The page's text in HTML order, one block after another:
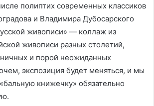
полиптих современных классиков
и Владимира Дубосарского
живописи» — коллаж из
живописи разных столетий,
и порой неожиданных
экспозиция будет меняться, и мы
книжечку» обязательно